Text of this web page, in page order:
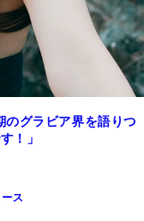
のグラビア界を語りつ
！」
ス